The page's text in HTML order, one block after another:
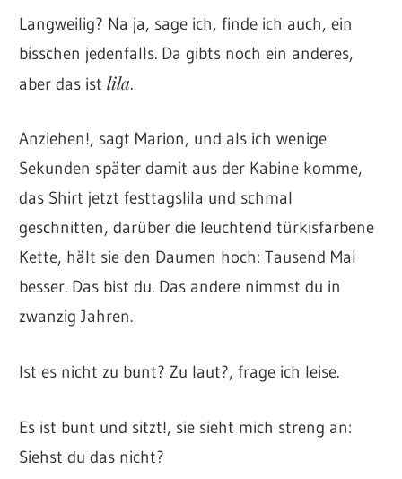
Langweilig? Na ja, sage ich, finde ich auch, ein
bisschen jedenfalls. Da gibts noch ein anderes,
aber das istlila.
Anziehen!, sagt Marion, und als ich wenige
Sekunden später damit aus der Kabine komme,
das Shirt jetzt festtagslila und schmal
geschnitten, darüber die leuchtend türkisfarbene
Kette, hält sie den Daumen hoch: Tausend Mal
besser. Das bist du. Das andere nimmst du in
zwanzig Jahren.
Ist es nicht zu bunt? Zu laut?, frage ich leise.
Es ist bunt und sitzt!, sie sieht mich streng an:
Siehst du das nicht?